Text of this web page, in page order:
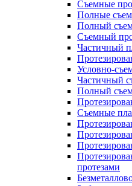
Съемные
Полные
Полный
Съемный
Частичный
Условно-
Частичный
Полный
Съемные
протезами